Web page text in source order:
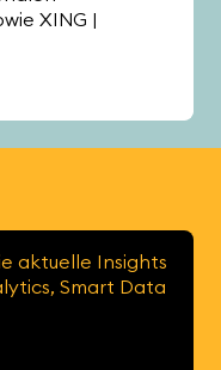
XING |
aktuelle Insights
Smart Data